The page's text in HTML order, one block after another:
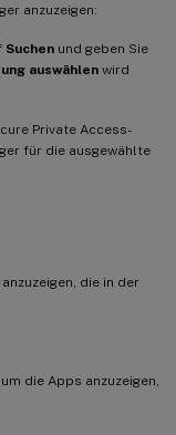
anzuzeigen:
Suchen und geben Sie
auswählen wird
Private Access-
für die ausgewählte
anzuzeigen, die in der
, um die Apps anzuzeigen,